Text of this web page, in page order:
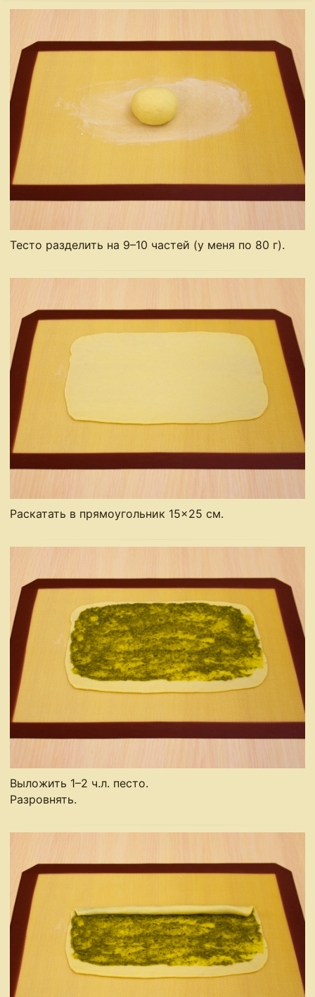
Тесто разделить на 9–10 частей (у меня по 80 г).
Раскатать в прямоугольник 15×25 см.
Выложить 1–2 ч.л. песто.
Разровнять.